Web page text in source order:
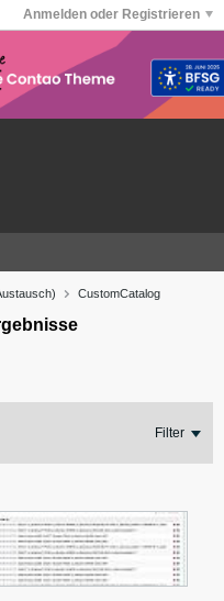
Anmelden oder Registrieren
CustomCatalog
Filter